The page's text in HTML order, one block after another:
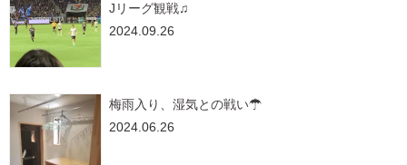
Jリーグ観戦♫
2024.09.26
梅雨入り、湿気との戦い☂
2024.06.26